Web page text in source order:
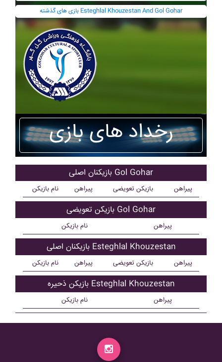
بازی های گذشته Esteghlal Khouzestan And Gol Gohar
رخداد های بازی
بازیکنان اصلی Gol Gohar
نام بازیکن پیراهن بازیکن تعویضی پیراهن
بازیکن تعویضی Gol Gohar
نام بازیکن پیراهن
بازیکنان اصلی Esteghlal Khouzestan
نام بازیکن پیراهن بازیکن تعویضی پیراهن
بازیکن ذحیره Esteghlal Khouzestan
نام بازیکن پیراهن